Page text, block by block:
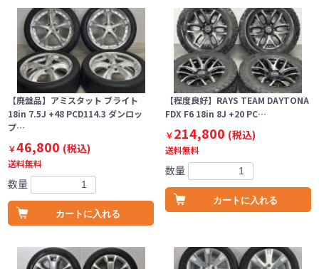
【廃盤品】アミスタット ブライト
18in 7.5J +48 PCD114.3 ダンロッ
プ…
￥46,800 (税込)
送料無料
数量
カートに入れる
【程度良好】RAYS TEAM DAYTONA
FDX F6 18in 8J +20 PC…
￥214,800 (税込)
送料無料
数量
カートに入れる